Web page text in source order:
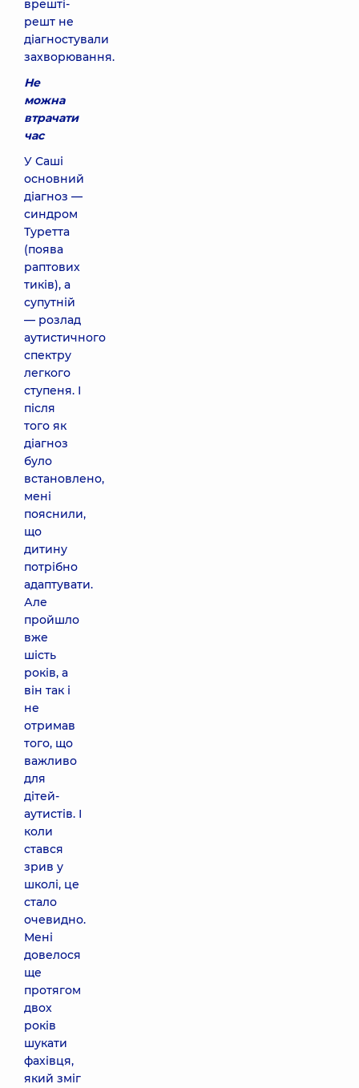
врешті-
решт не
діагностували
захворювання.
Не
можна
втрачати
час
У Саші
основний
діагноз —
синдром
Туретта
(поява
раптових
тиків), а
супутній
— розлад
аутистичного
спектру
легкого
ступеня. І
після
того як
діагноз
було
встановлено,
мені
пояснили,
що
дитину
потрібно
адаптувати.
Але
пройшло
вже
шість
років, а
він так і
не
отримав
того, що
важливо
для
дітей-
аутистів. І
коли
стався
зрив у
школі, це
стало
очевидно.
Мені
довелося
ще
протягом
двох
років
шукати
фахівця,
який зміг